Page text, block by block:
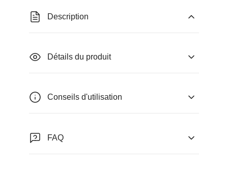
Description
Détails du produit
Conseils d'utilisation
FAQ